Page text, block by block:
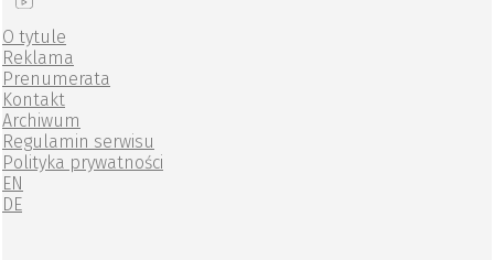
O tytule
Reklama
Prenumerata
Kontakt
Archiwum
Regulamin serwisu
Polityka prywatności
EN
DE